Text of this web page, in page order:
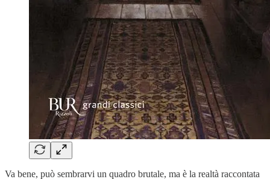
Va bene, può sembrarvi un quadro brutale, ma è la realtà raccontata